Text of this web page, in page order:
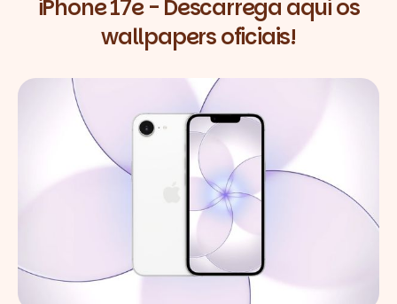
iPhone 17e - Descarrega aqui os
wallpapers oficiais!